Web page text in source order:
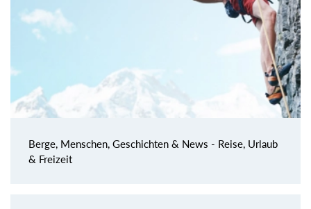
Berge, Menschen, Geschichten & News - Reise, Urlaub
& Freizeit